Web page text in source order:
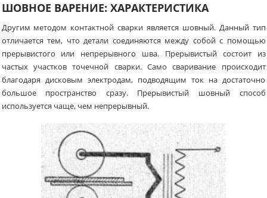
ШОВНОЕ ВАРЕНИЕ: ХАРАКТЕРИСТИКА
Другим методом контактной сварки является шовный. Данный тип
отличается тем, что детали соединяются между собой с помощью
прерывистого или непрерывного шва. Прерывистый состоит из
частых участков точечной сварки. Само сваривание происходит
благодаря дисковым электродам, подводящим ток на достаточно
большое пространство сразу. Прерывистый шовный способ
используется чаще, чем непрерывный.